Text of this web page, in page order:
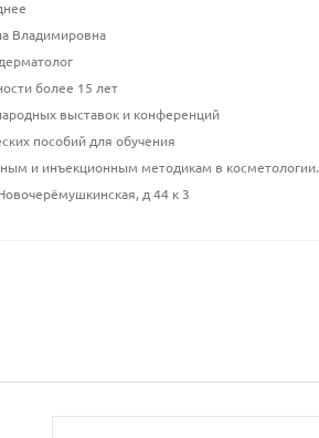
Владимировна
более 15 лет
выставок и конференций
пособий для обучения
и инъекционным методикам в косметологии.
д 44 к 3